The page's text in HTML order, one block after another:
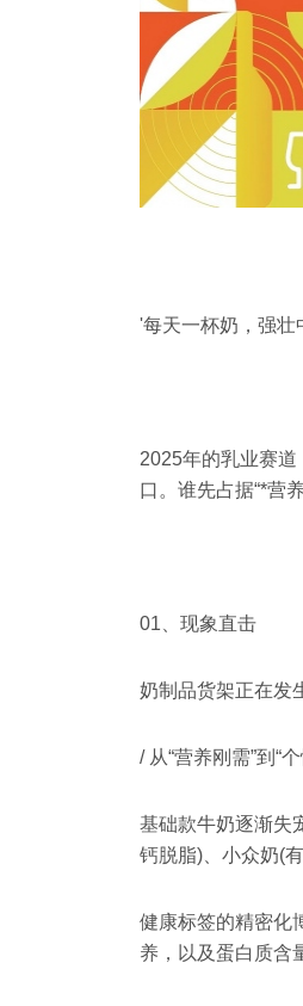
'每天一杯奶，强壮
2025年的乳业赛道
口。谁先占据“*营
01、现象直击
奶制品货架正在发
/ 从“营养刚需”到“
基础款牛奶逐渐失
钙脱脂)、小众奶(
健康标签的精密化
养，以及蛋白质含